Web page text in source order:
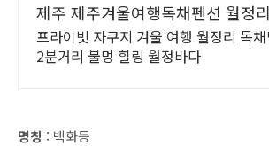
제주 제주겨울여행독채펜션 월정
성 독채공간
프라이빗 자쿠지 겨울 여행 월정리 독
2분거리 불멍 힐링 월정바다
명칭 : 백화등